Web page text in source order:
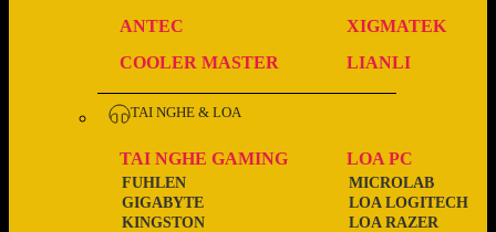
ANTEC
XIGMATEK
COOLER MASTER
LIANLI
TAI NGHE & LOA
TAI NGHE GAMING
KINGSTON
GIGABYTE
FUHLEN
LOA PC
LOA RAZER
LOA LOGITECH
MICROLAB